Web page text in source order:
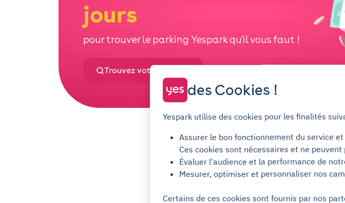
jours
pour trouver le parking Yespark qu'il vous faut !
Trouvez votre parking
des Cookies !
Yespark utilise des cookies pour les finalités
Assurer le bon fonctionnement du service
Ces cookies sont nécessaires et ne
Évaluer l'audience et la performance de
Mesurer, optimiser et personnaliser nos
Certains de ces cookies sont fournis par nos